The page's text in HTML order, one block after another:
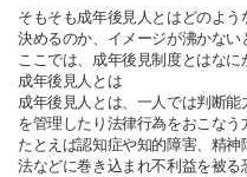
そもそも成年後見人とはどのよ
決めるのか、イメージが沸かない
ここでは、成年後見制度とはな
成年後見人とは
成年後見人とは、一人では判断
を管理したり法律行為をおこなう
たとえば認知症や知的障害、精
法などに巻き込まれ不利益を被る